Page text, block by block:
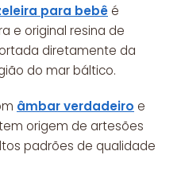
para bebê é
e original resina de
diretamente da
do mar báltico.
âmbar verdadeiro e
origem de artesões
padrões de qualidade